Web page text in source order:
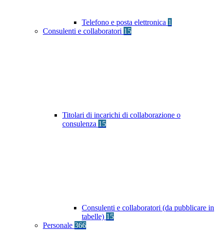
Telefono e posta elettronica 1
Consulenti e collaboratori 15
Titolari di incarichi di collaborazione o
consulenza 15
Consulenti e collaboratori (da pubblicare in
tabelle) 15
Personale 366